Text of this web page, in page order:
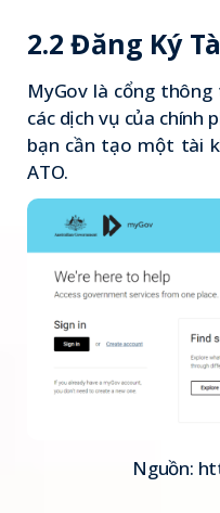
2.2 Đăng Ký
MyGov là cổng
các dịch vụ của chính
bạn cần tạo một tài
ATO.
Nguồn: